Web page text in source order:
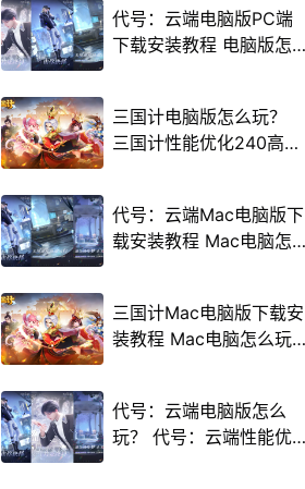
代号：云端电脑版PC端
下载安装教程 电脑版怎
三国计电脑版怎么玩？
三国计性能优化240高帧
代号：云端Mac电脑版下
载安装教程 Mac电脑怎
三国计Mac电脑版下载安
装教程 Mac电脑怎么玩
代号：云端电脑版怎么
玩？ 代号：云端性能优